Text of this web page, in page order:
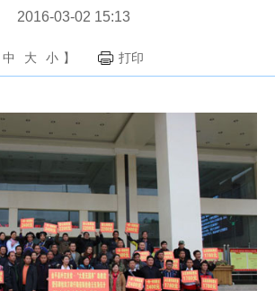
2016-03-02 15:13
中 大 小 】 打印